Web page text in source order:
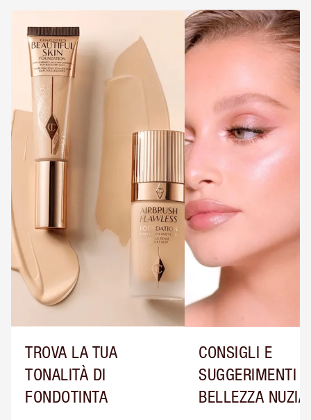
TROVA LA TUA
TONALITÀ DI
FONDOTINTA
CONSIGLI E
SUGGERIMENTI
BELLEZZA